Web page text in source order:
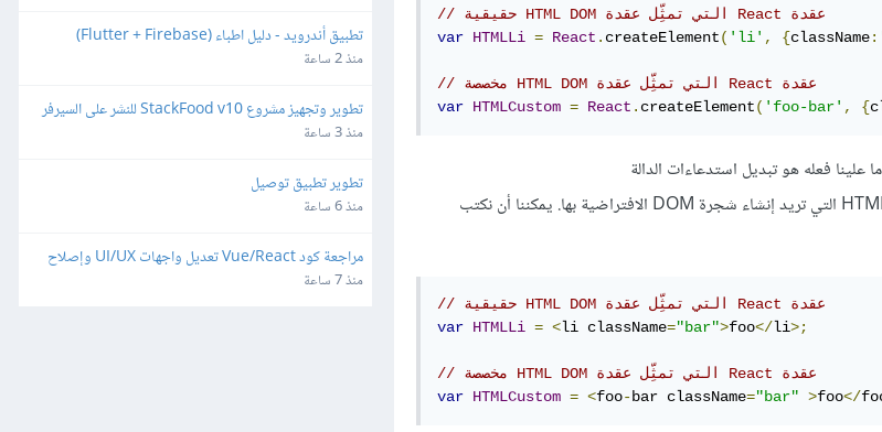
// حقيقية HTML DOM التي تمثِّل عقدة React عقدة
var HTMLLi = React . createElement( 'li' , {className:
// مخصصة HTML DOM التي تمثِّل عقدة React عقدة
var HTMLCustom = React . createElement( 'foo-bar' , {
علينا فعله هو تبديل استدعاءات الدالة
‎ إلى وسوم شبيهة بوسوم HTML التي تُمثِّل عناصر HTML التي تريد إنشاء شجرة DOM الافتراضية بها. يمكننا أن نكتب
var HTMLLi = <li className="bar">foo</li>;
var HTMLCustom = <foo-bar className="bar" >foo</
تطبيق أندرويد - دليل اطباء (Flutter + Firebase)
منذ 2 ساعة
تطوير وتجهيز مشروع StackFood v10 للنشر على السيرفر
والمتاجر
منذ 3 ساعة
تطوير تطبيق توصيل
منذ 6 ساعة
ثغرات
منذ 7 ساعة